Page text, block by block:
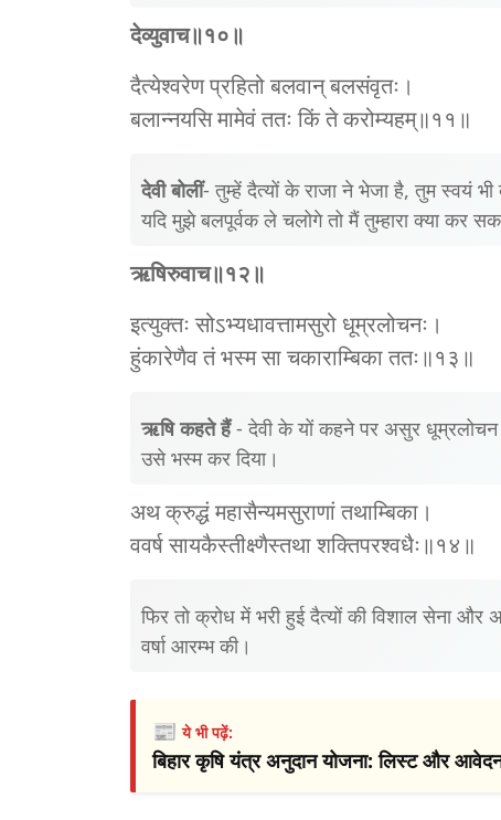
देव्युवाच॥१०॥
दैत्येश्‍वरेण प्रहितो बलवान् बलसंवृतः।
बलान्नयसि मामेवं ततः किं ते करोम्यहम्॥११॥
देवी बोलीं- तुम्हें दैत्यों के राजा ने भेजा है, तुम स्वयं
यदि मुझे बलपूर्वक ले चलोगे तो मैं तुम्हारा क्या कर
ऋषिरुवाच॥१२॥
इत्युक्तः सोऽभ्यधावत्तामसुरो धूम्रलोचनः।
हुंकारेणैव तं भस्म सा चकाराम्बिका ततः॥१३॥
ऋषि कहते हैं- देवी के यों कहने पर असुर धूम्रलोचन
उसे भस्म कर दिया।
अथ क्रुद्धं महासैन्यमसुराणां तथाम्बिका।
ववर्ष सायकैस्तीक्ष्णैस्तथा शक्तिपरश्‍वधैः॥१४॥
फिर तो क्रोध में भरी हुई दैत्यों की विशाल सेना
वर्षा आरम्भ की।
📰ये भी पढ़ें:
बिहार कृषि यंत्र अनुदान योजना: लिस्ट और आवेदन